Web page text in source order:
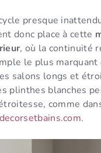
presque
donc place à cette
, où la continuité
le plus
salons longs et
plinthes blanches
comme
decorsetbains.com.